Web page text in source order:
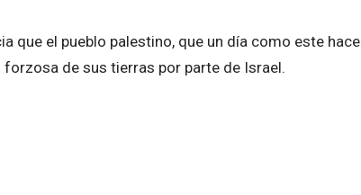
que el pueblo palestino, que un día como este hace
de sus tierras por parte de Israel.